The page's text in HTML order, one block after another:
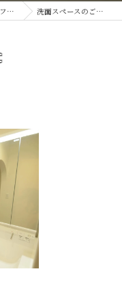
洗面スペースのご紹介です👏